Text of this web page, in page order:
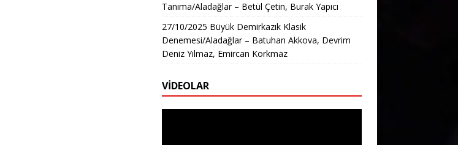
Tanıma/Aladağlar – Betül Çetin, Burak Yapıcı
27/10/2025 Büyük Demirkazık Klasik
Denemesi/Aladağlar – Batuhan Akkova, Devrim
Deniz Yılmaz, Emircan Korkmaz
VİDEOLAR